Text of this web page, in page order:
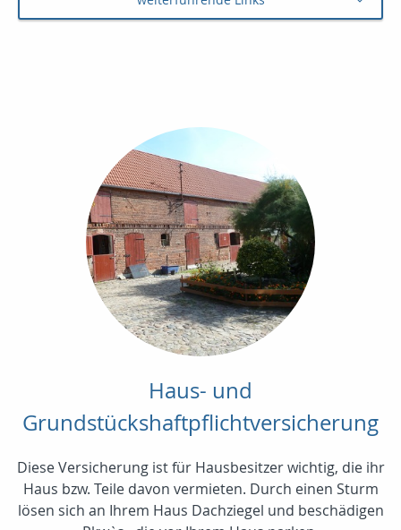
Haus- und
Grundstückshaftpflichtversicherung
Diese Versicherung ist für Hausbesitzer wichtig, die ihr
Haus bzw. Teile davon vermieten. Durch einen Sturm
lösen sich an Ihrem Haus Dachziegel und beschädigen